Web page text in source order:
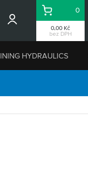
0,00 Kč
bez DPH
Košík
0
HYDRAULICS